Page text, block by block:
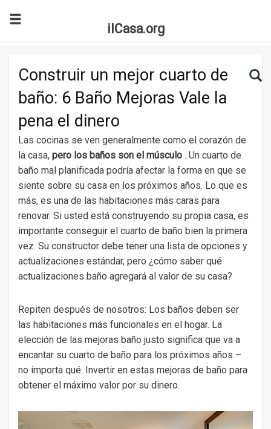
ilCasa.org
Construir un mejor cuarto de
baño: 6 Baño Mejoras Vale la
pena el dinero
Las cocinas se ven generalmente como el corazón de
la casa, pero los baños son el músculo . Un cuarto de
baño mal planificada podría afectar la forma en que se
siente sobre su casa en los próximos años. Lo que es
más, es una de las habitaciones más caras para
renovar. Si usted está construyendo su propia casa, es
importante conseguir el cuarto de baño bien la primera
vez. Su constructor debe tener una lista de opciones y
actualizaciones estándar, pero ¿cómo saber qué
actualizaciones baño agregará al valor de su casa?
Repiten después de nosotros: Los baños deben ser
las habitaciones más funcionales en el hogar. La
elección de las mejoras baño justo significa que va a
encantar su cuarto de baño para los próximos años –
no importa qué. Invertir en estas mejoras de baño para
obtener el máximo valor por su dinero.